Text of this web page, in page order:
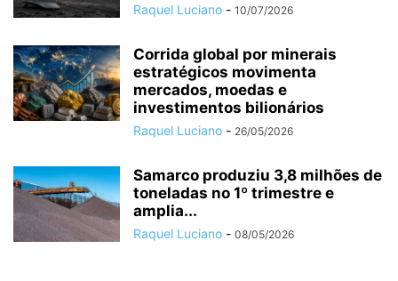
Raquel Luciano - 10/07/2026
Corrida global por minerais
estratégicos movimenta
mercados, moedas e
investimentos bilionários
Raquel Luciano - 26/05/2026
Samarco produziu 3,8 milhões de
toneladas no 1º trimestre e
amplia...
Raquel Luciano - 08/05/2026